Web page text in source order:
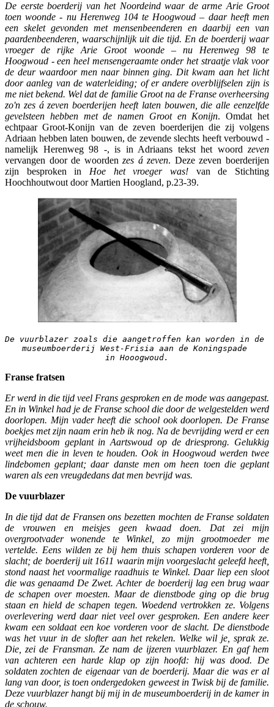
De eerste boerderij van het Noordeind waar de arme Arie Groot
toen woonde - nu Herenweg 104 te Hoogwoud – daar heeft men
een skelet gevonden met mensenbeenderen en daarbij een van
paardenbeenderen, waarschijnlijk uit die tijd. En de boerderij waar
vroeger de rijke Arie Groot woonde – nu Herenweg 98 te
Hoogwoud - een heel mensengeraamte onder het straatje vlak voor
de deur waardoor men naar binnen ging. Dit kwam aan het licht
door aanleg van de waterleiding; of er andere overblijfselen zijn is
me niet bekend. Wel dat de familie Groot na de Franse overheersing
zo'n zes á zeven boerderijen heeft laten bouwen, die alle eenzelfde
gevelsteen hebben met de namen Groot en Konijn. Omdat het
echtpaar Groot-Konijn van de zeven boerderijen die zij volgens
Adriaan hebben laten bouwen, de zevende slechts heeft verbouwd -
namelijk Herenweg 98 -, is in Adriaans tekst het woord zeven
vervangen door de woordenzes á zeven. Deze zeven boerderijen
zijn besproken in Hoe het vroeger was! van de Stichting
Hoochhoutwout door Martien Hoogland, p.23-39.
De vuurblazer zoals die aangetroffen kan worden in de
museumboerderij West-Frisia aan de Koningspade
in Hooogwoud.
Franse fratsen
Er werd in die tijd veel Frans gesproken en de mode was aangepast.
En in Winkel had je de Franse school die door de welgestelden werd
doorlopen. Mijn vader heeft die school ook doorlopen. De Franse
boekjes met zijn naam erin heb ik nog. Na de bevrijding werd er een
vrijheidsboom geplant in Aartswoud op de driesprong. Gelukkig
weet men die in leven te houden. Ook in Hoogwoud werden twee
lindebomen geplant; daar danste men om heen toen die geplant
waren als een vreugdedans dat men bevrijd was.
De vuurblazer
In die tijd dat de Fransen ons bezetten mochten de Franse soldaten
de vrouwen en meisjes geen kwaad doen. Dat zei mijn
overgrootvader wonende te Winkel, zo mijn grootmoeder me
vertelde. Eens wilden ze bij hem thuis schapen vorderen voor de
slacht; de boerderij uit 1611 waarin mijn voorgeslacht geleefd heeft,
stond naast het voormalige raadhuis te Winkel. Daar liep een sloot
die was genaamd De Zwet. Achter de boerderij lag een brug waar
de schapen over moesten. Maar de dienstbode ging op die brug
staan en hield de schapen tegen. Woedend vertrokken ze. Volgens
overlevering werd daar niet veel over gesproken. Een andere keer
kwam een soldaat een koe vorderen voor de slacht. De dienstbode
was het vuur in de slofter aan het rekelen. Welke wil je, sprak ze.
Die, zei de Fransman. Ze nam de ijzeren vuurblazer. En gaf hem
van achteren een harde klap op zijn hoofd: hij was dood. De
soldaten zochten de eigenaar van de boerderij. Maar die was er al
lang van door, is toen ondergedoken geweest in Twisk bij de familie.
Deze vuurblazer hangt bij mij in de museumboerderij in de kamer in
de schouw.